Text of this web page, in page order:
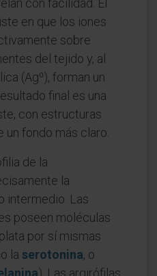
con facilidad. El
en que los iones
sobre
del tejido y, al
(Ag⁰), forman un
final es una
con estructuras
fondo más claro.
de la
la
intermedio. Las
poseen moléculas
por sí mismas
la serotonina, o
). Las argirófilas,